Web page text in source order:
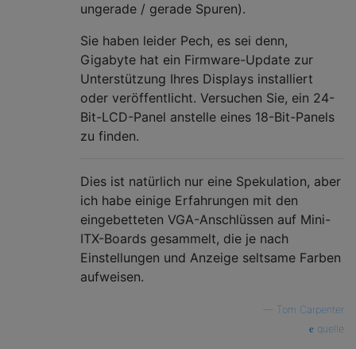
ungerade / gerade Spuren).
Sie haben leider Pech, es sei denn,
Gigabyte hat ein Firmware-Update zur
Unterstützung Ihres Displays installiert
oder veröffentlicht. Versuchen Sie, ein 24-
Bit-LCD-Panel anstelle eines 18-Bit-Panels
zu finden.
Dies ist natürlich nur eine Spekulation, aber
ich habe einige Erfahrungen mit den
eingebetteten VGA-Anschlüssen auf Mini-
ITX-Boards gesammelt, die je nach
Einstellungen und Anzeige seltsame Farben
aufweisen.
Tom Carpenter
quelle